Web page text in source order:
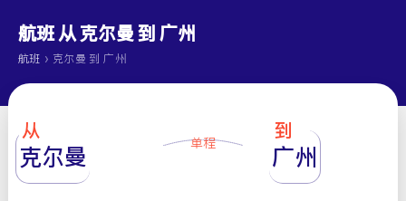
航班 从 克尔曼 到 广州
航班 › 克尔曼 到 广州
从
克尔曼 单程
到
广州